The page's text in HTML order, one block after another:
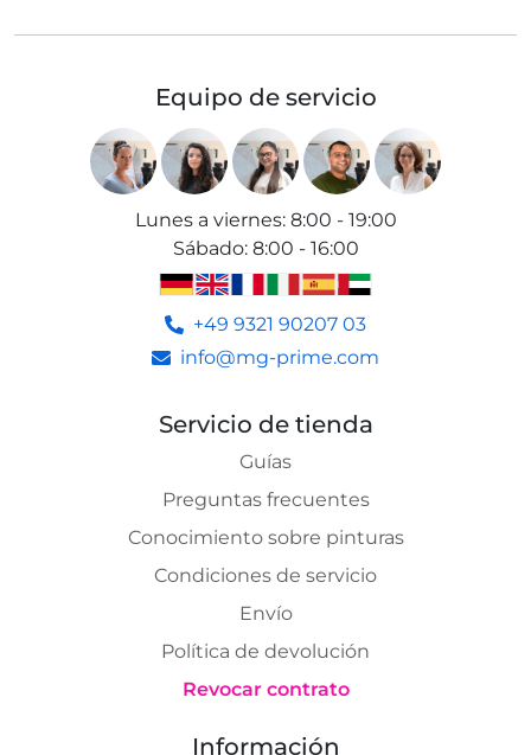
Equipo de servicio
Lunes a viernes: 8:00 - 19:00
Sábado: 8:00 - 16:00
+49 9321 90207 03
info@mg-prime.com
Servicio de tienda
Guías
Preguntas frecuentes
Conocimiento sobre pinturas
Condiciones de servicio
Envío
Política de devolución
Revocar contrato
Información